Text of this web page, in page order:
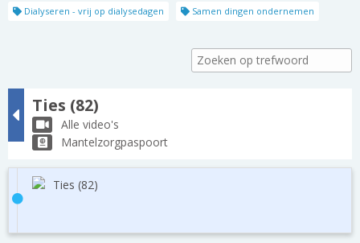
Dialyseren - vrij op dialysedagen Samen dingen ondernemen
Ties (82)
Alle video's
Mantelzorgpaspoort
Ties (82)